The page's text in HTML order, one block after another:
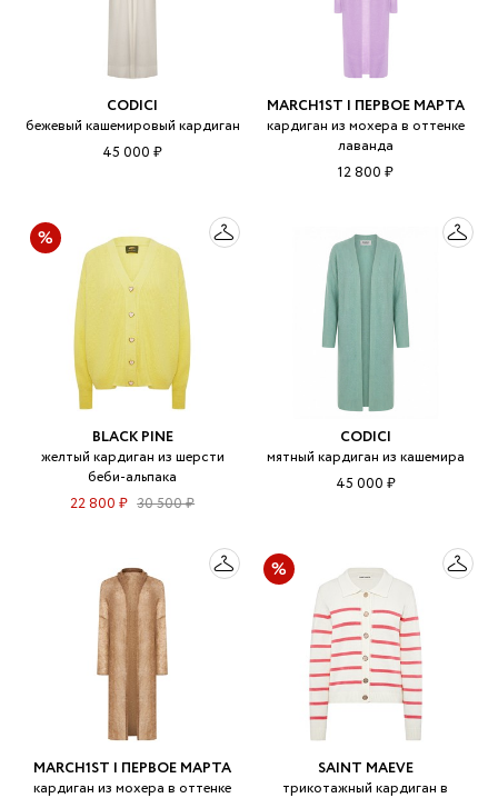
CODICI
бежевый кашемировый кардиган
45 000 ₽
MARCH1ST | ПЕРВОЕ МАРТА
кардиган из мохера в оттенке
лаванда
12 800 ₽
BLACK PINE
желтый кардиган из шерсти
беби-альпака
22 800 ₽ 30 500 ₽
CODICI
мятный кардиган из кашемира
45 000 ₽
MARCH1ST | ПЕРВОЕ МАРТА
кардиган из мохера в оттенке
SAINT MAEVE
трикотажный кардиган в